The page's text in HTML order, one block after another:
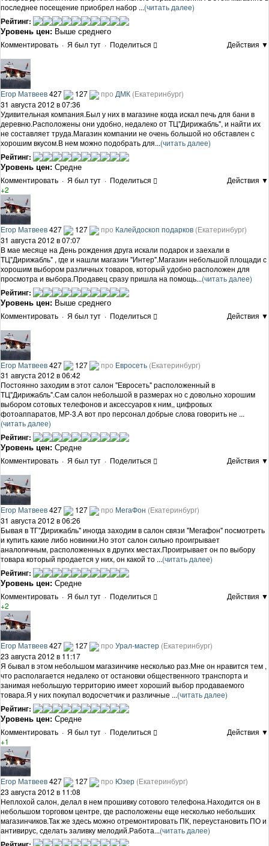
последнее посещение приобрел набор ...(читать далее)
Рейтинг:
Уровень цен: Выше среднего
Комментировать · Я был тут · Поделиться Действия ▼
Егор Матвеев427 127 про ДМК (Екатеринбург)
31 августа 2012 в 07:36
Удивительная компания.Был у них в магазине когда искал печь для бани в
деревню.Расположены они удобно, недалеко от ТЦ"Дирижабль", и найти их
не составляет труда.Магазин компании не очень большой но обставлен с
хорошим вкусом.В нем можно подобрать для...(читать далее)
Рейтинг:
Уровень цен: Средне
Комментировать · Я был тут · Поделиться
Действия ▼
+2
Егор Матвеев427 127 про Калейдоскоп подарков (Екатеринбург)
31 августа 2012 в 07:07
В мае месяце на День рождения друга искали подарок и заехали в
ТЦ"Дирижабль" , где и нашли магазин "Интер".Магазин небольшой площади с
хорошим выбором различных товаров, который удобно расположен для
просмотра и выбора.Продавец сразу пришла на помощь...(читать далее)
Рейтинг:
Уровень цен: Выше среднего
Комментировать · Я был тут · Поделиться Действия ▼
Егор Матвеев427 127 про Евросеть (Екатеринбург)
31 августа 2012 в 06:42
Постоянно заходим в этот салон "Евросеть" расположенный в
ТЦ"Дирижабль".Сам салон небольшой в размерах но с довольно хорошим
выбором сотовых телефонов и аксессуаров к ним,, цифровых
фотоаппаратов, МР-3.А вот про персонал добрые слова говорить не ...
(читать далее)
Рейтинг:
Уровень цен: Средне
Комментировать · Я был тут · Поделиться Действия ▼
Егор Матвеев427 127 про МегаФон (Екатеринбург)
31 августа 2012 в 06:26
Бывая в ТГ"Дирижабль" иногда заходим в салон связи "Мегафон" посмотреть
и купить какие либо новинки.Но этот салон сильно проигрывает
аналогичным, расположенных в других местах.Проигрывает он по выбору
товара который продается у них, он какой то ...(читать далее)
Рейтинг:
Уровень цен: Средне
Комментировать · Я был тут · Поделиться
Действия ▼
+2
Егор Матвеев427 127 про Урал-мастер (Екатеринбург)
23 августа 2012 в 11:17
Я бывал в этом небольшом магазинчике несколько раз.Мне он нравится тем ,
что располагается недалеко от остановки общественного транспорта и
занимая небольшую территорию имеет хороший выбор продаваемого
товара.Я у них покупал водосчетчик и различные ...(читать далее)
Рейтинг:
Уровень цен: Средне
Комментировать · Я был тут · Поделиться
Действия ▼
+1
Егор Матвеев427 127 про Юзер (Екатеринбург)
23 августа 2012 в 11:08
Неплохой салон, делал в нем прошивку сотового телефона.Находится он в
небольшом торговом центре, где расположены еще несколько небольших
магазинчиков.Так же здесь можно отремонтировать ПК, переустановить ПО и
антивирус, сделать заливку мелодий.Работа...(читать далее)
Рейтинг: